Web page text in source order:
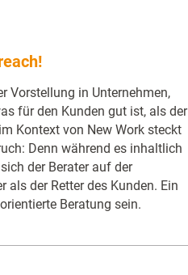
Vorstellung in Unternehmen,
für den Kunden gut ist, als der
Kontext von New Work steckt
Denn während es inhaltlich
der Berater auf der
als der Retter des Kunden. Ein
Beratung sein.